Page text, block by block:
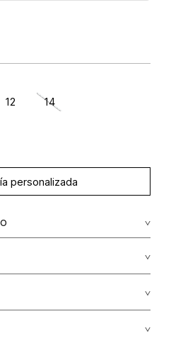
12 14
personalizada
75% elastano 3% poliamida
elastane
/ no dejar en remojo / no
Master Card y American